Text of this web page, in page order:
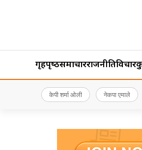
गृहपृष्‍ठसमाचारराजनीतिविचार
केपी शर्मा ओली नेकपा एमाले